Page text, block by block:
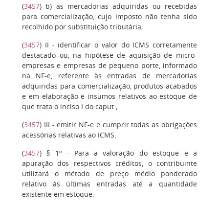
(3457) b) as mercadorias adquiridas ou recebidas
para comercialização, cujo imposto não tenha sido
recolhido por substituição tributária;
(3457) II - identificar o valor do ICMS corretamente
destacado ou, na hipótese de aquisição de micro-
empresas e empresas de pequeno porte, informado
na NF-e, referente às entradas de mercadorias
adquiridas para comercialização, produtos acabados
e em elaboração e insumos relativos ao estoque de
que trata o inciso I do caput ;
(3457) III - emitir NF-e e cumprir todas as obrigações
acessórias relativas ao ICMS.
(3457) § 1º- Para a valoração do estoque e a
apuração dos respectivos créditos, o contribuinte
utilizará o método de preço médio ponderado
relativo às últimas entradas até a quantidade
existente em estoque.